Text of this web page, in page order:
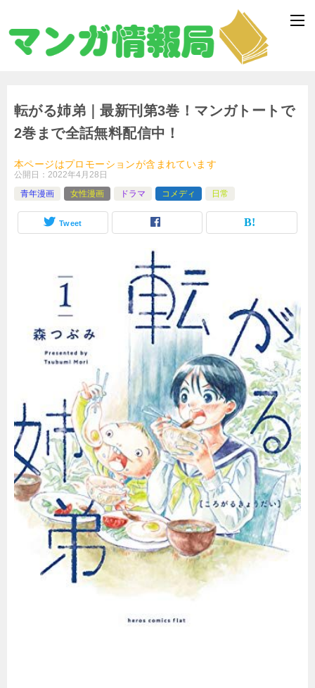
転がる姉弟｜最新刊第3巻！マンガトートで
2巻まで全話無料配信中！
本ページはプロモーションが含まれています
公開日： 2022年4月28日
青年漫画
女性漫画 ドラマ コメディ 日常
Tweet